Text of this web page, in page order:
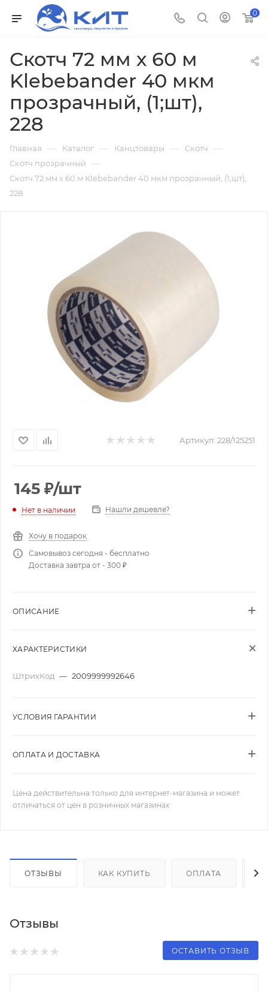
0
Скотч 72 мм х 60 м
Klebebander 40 мкм
прозрачный, (1;шт),
228
Главная — Каталог — Канцтовары — Скотч —
Скотч прозрачный —
Скотч 72 мм х 60 м Klebebander 40 мкм прозрачный, (1;шт),
228
Артикул: 228/125251
145 ₽/шт
Нет в наличии Нашли дешевле?
Хочу в подарок
Самовывоз сегодня - бесплатно
Доставка завтра от - 300 ₽
ОПИСАНИЕ
ХАРАКТЕРИСТИКИ
ШтрихКод — 2009999992646
УСЛОВИЯ ГАРАНТИИ
ОПЛАТА И ДОСТАВКА
Цена действительна только для интернет-магазина и может
отличаться от цен в розничных магазинах
ОТЗЫВЫ КАК КУПИТЬ ОПЛАТА
Отзывы
ОСТАВИТЬ ОТЗЫВ